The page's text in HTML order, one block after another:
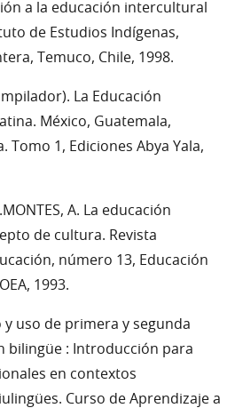
a la educación intercultural
de Estudios Indígenas,
Temuco, Chile, 1998.
La Educación
México, Guatemala,
Tomo 1, Ediciones Abya Yala,
A. La educación
de cultura. Revista
número 13, Educación
1993.
y uso de primera y segunda
bilingüe : Introducción para
en contextos
Curso de Aprendizaje a